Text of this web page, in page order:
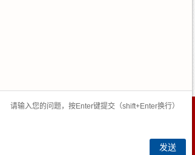
号-2
生产定制！
发送